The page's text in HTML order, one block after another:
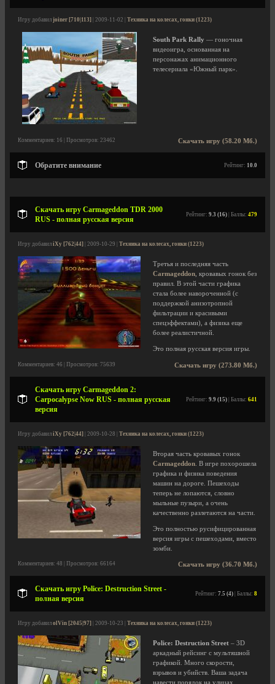
Игру добавил joiner [710|113] | 2009-11-02 | Техника на колесах, гонки (1223)
South Park Rally — гоночная
видеоигра, основанная на
персонажах анимационного
телесериала «Южный парк».
Скачать игру (58.20 Мб.)
Комментариев: 16 | Просмотров: 23462
Обратите внимание Рейтинг: 10.0
Скачать игру Carmageddon TDR 2000
RUS - полная русская версия
Рейтинг: 9.3 (16) | Баллы: 479
Игру добавил iXy [762|44] | 2009-10-29 | Техника на колесах, гонки (1223)
Третья и последняя часть
Carmageddon , кровавых гонок без
правил. В этой части графика
стала более навороченной (с
поддержкой анизотропной
фильтрации и красивыми
спецэффектами), а физика еще
более реалистичной.
Это полная русская версия игры.
Скачать игру (273.80 Мб.)
Комментариев: 46 | Просмотров: 75639
Скачать игру Carmageddon 2:
Carpocalypse Now RUS - полная русская
версия
Рейтинг: 9.9 (15) | Баллы: 641
Игру добавил iXy [762|44] | 2009-10-28 | Техника на колесах, гонки (1223)
Вторая часть кровавых гонок
Carmageddon . В игре похорошела
графика и физика поведения
машин на дороге. Пешеходы
теперь не лопаются, словно
мыльные пузыри, а очень
качественно разлетаются на части.
Это полностью русифицированная
версия игры с пешеходами, вместо
зомби.
Скачать игру (36.70 Мб.)
Комментариев: 48 | Просмотров: 66164
Скачать игру Police: Destruction Street -
полная версия
Рейтинг: 7.5 (4) | Баллы: 8
Игру добавил olVin [2045|97] | 2009-10-23 | Техника на колесах, гонки (1223)
Police: Destruction Street – 3D
аркадный рейсинг с мультяшной
графикой. Много скорости,
взрывов и убийств. Ваша задача
навести порядок на улицах